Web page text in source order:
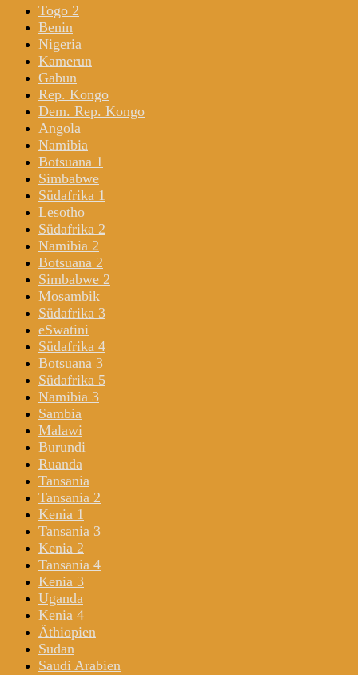
Togo 2
Benin
Nigeria
Kamerun
Gabun
Rep. Kongo
Dem. Rep. Kongo
Angola
Namibia
Botsuana 1
Simbabwe
Südafrika 1
Lesotho
Südafrika 2
Namibia 2
Botsuana 2
Simbabwe 2
Mosambik
Südafrika 3
eSwatini
Südafrika 4
Botsuana 3
Südafrika 5
Namibia 3
Sambia
Malawi
Burundi
Ruanda
Tansania
Tansania 2
Kenia 1
Tansania 3
Kenia 2
Tansania 4
Kenia 3
Uganda
Kenia 4
Äthiopien
Sudan
Saudi Arabien